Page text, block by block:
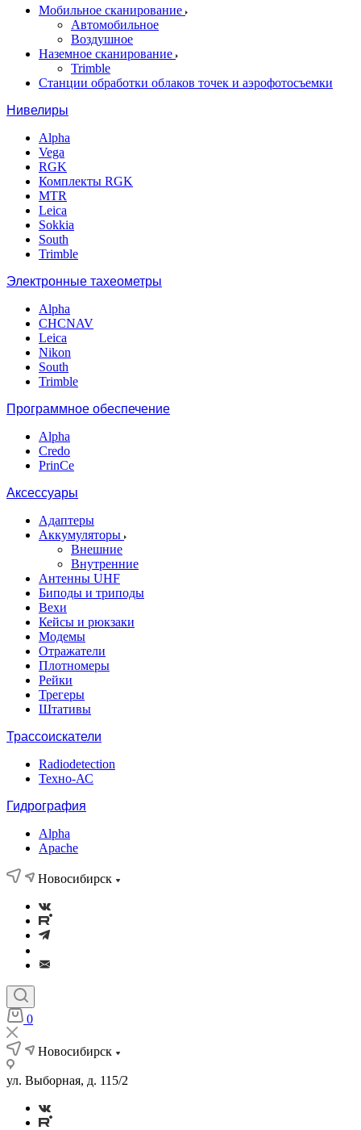
Мобильное сканирование
Автомобильное
Воздушное
Наземное сканирование
Trimble
Станции обработки облаков точек и аэрофотосъемки
Нивелиры
Alpha
Vega
RGK
Комплекты RGK
MTR
Leica
Sokkia
South
Trimble
Электронные тахеометры
Alpha
CHCNAV
Leica
Nikon
South
Trimble
Программное обеспечение
Alpha
Credo
PrinCe
Аксессуары
Адаптеры
Аккумуляторы
Внешние
Внутренние
Антенны UHF
Биподы и триподы
Вехи
Кейсы и рюкзаки
Модемы
Отражатели
Плотномеры
Рейки
Трегеры
Штативы
Трассоискатели
Radiodetection
Техно-АС
Гидрография
Alpha
Apache
Новосибирск
0
Новосибирск
ул. Выборная, д. 115/2